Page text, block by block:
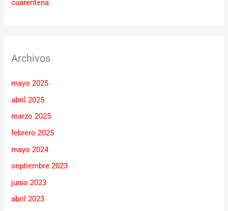
cuarentena
Archivos
mayo 2025
abril 2025
marzo 2025
febrero 2025
mayo 2024
septiembre 2023
junio 2023
abril 2023